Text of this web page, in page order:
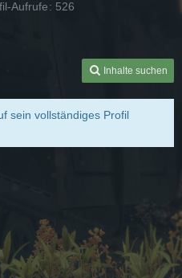
Aufrufe 526
Inhalte suchen
sein vollständiges Profil